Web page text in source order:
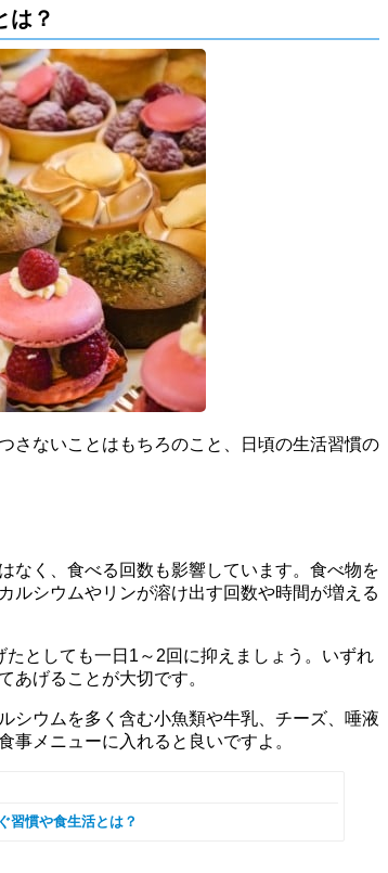
は？
さないことはもちろのこと、日頃の生活習慣の
なく、食べる回数も影響しています。食べ物を
ルシウムやリンが溶け出す回数や時間が増える
としても一日1～2回に抑えましょう。いずれ
あげることが大切です。
シウムを多く含む小魚類や牛乳、チーズ、唾液
事メニューに入れると良いですよ。
習慣や食生活とは？